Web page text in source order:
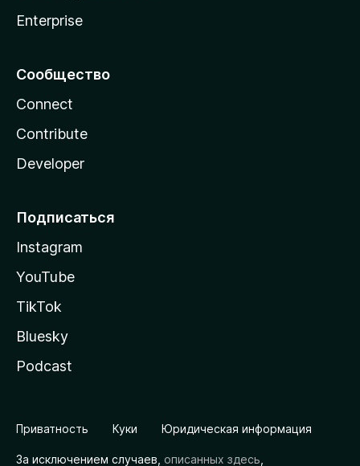
Enterprise
Сообщество
Connect
Contribute
Developer
Подписаться
Instagram
YouTube
TikTok
Bluesky
Podcast
Приватность Куки Юридическая информация
За исключением случаев, описанных здесь